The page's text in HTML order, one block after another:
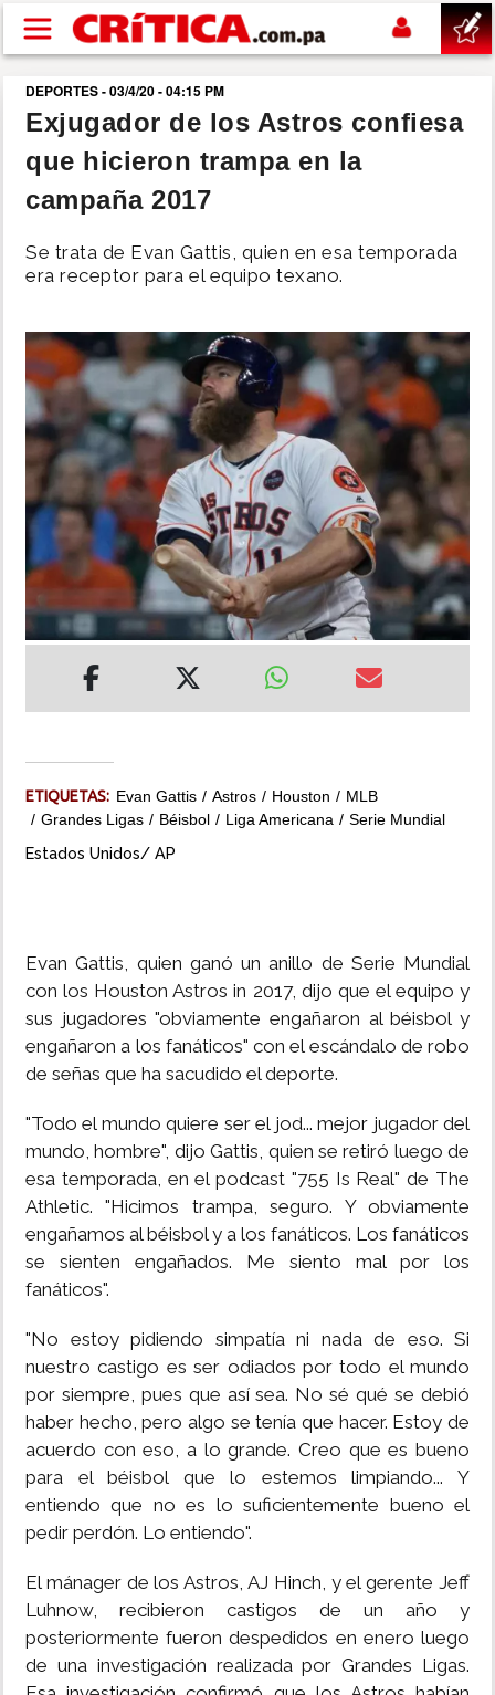
Pasar al contenido principal
buscar
SUCESOS
POLÍTICA
SHOW
DEPORTES
MUNDO
INSÓLITAS
DEPORTES - 03/4/20 - 04:15 PM
Exjugador de los Astros confiesa
que hicieron trampa en la
campaña 2017
Se trata de Evan Gattis, quien en esa temporada
era receptor para el equipo texano.
ETIQUETAS: Evan Gattis Astros Houston
MLB
Grandes Ligas
Béisbol Liga Americana Serie Mundial
Estados Unidos/ AP
Evan Gattis, quien ganó un anillo de Serie Mundial
con los Houston Astros in 2017, dijo que el equipo y
sus jugadores "obviamente engañaron al béisbol y
engañaron a los fanáticos" con el escándalo de robo
de señas que ha sacudido el deporte.
"Todo el mundo quiere ser el jod... mejor jugador del
mundo, hombre", dijo Gattis, quien se retiró luego de
esa temporada, en el podcast "755 Is Real" de The
Athletic. "Hicimos trampa, seguro. Y obviamente
engañamos al béisbol y a los fanáticos. Los fanáticos
se sienten engañados. Me siento mal por los
fanáticos".
"No estoy pidiendo simpatía ni nada de eso. Si
nuestro castigo es ser odiados por todo el mundo
por siempre, pues que así sea. No sé qué se debió
haber hecho, pero algo se tenía que hacer. Estoy de
acuerdo con eso, a lo grande. Creo que es bueno
para el béisbol que lo estemos limpiando... Y
entiendo que no es lo suficientemente bueno el
pedir perdón. Lo entiendo".
El mánager de los Astros, AJ Hinch, y el gerente Jeff
Luhnow, recibieron castigos de un año y
posteriormente fueron despedidos en enero luego
de una investigación realizada por Grandes Ligas.